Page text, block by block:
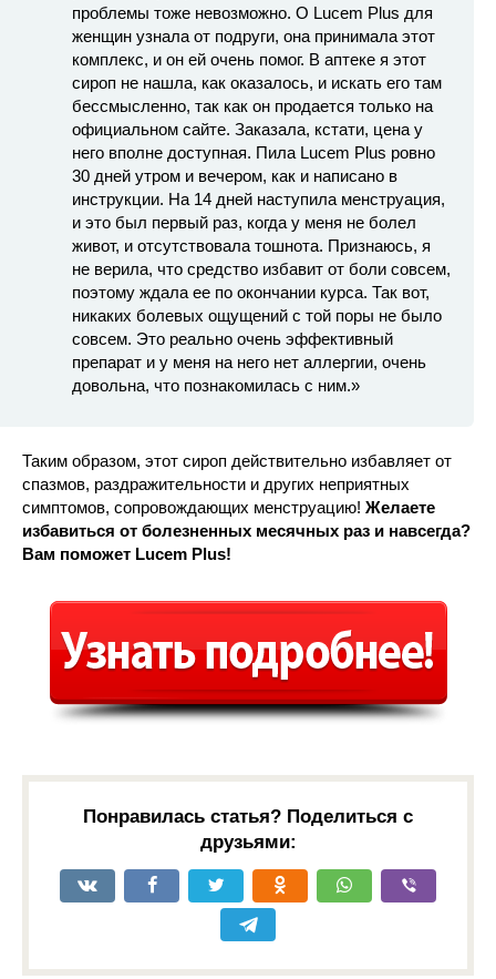
проблемы тоже невозможно. О Lucem Plus для
женщин узнала от подруги, она принимала этот
комплекс, и он ей очень помог. В аптеке я этот
сироп не нашла, как оказалось, и искать его там
бессмысленно, так как он продается только на
официальном сайте. Заказала, кстати, цена у
него вполне доступная. Пила Luсem Plus ровно
30 дней утром и вечером, как и написано в
инструкции. На 14 дней наступила менструация,
и это был первый раз, когда у меня не болел
живот, и отсутствовала тошнота. Признаюсь, я
не верила, что средство избавит от боли совсем,
поэтому ждала ее по окончании курса. Так вот,
никаких болевых ощущений с той поры не было
совсем. Это реально очень эффективный
препарат и у меня на него нет аллергии, очень
довольна, что познакомилась с ним.»
Таким образом, этот сироп действительно избавляет от
спазмов, раздражительности и других неприятных
симптомов, сопровождающих менструацию! Желаете
избавиться от болезненных месячных раз и навсегда?
Вам поможет Lucem Plus!
Понравилась статья? Поделиться с
друзьями: